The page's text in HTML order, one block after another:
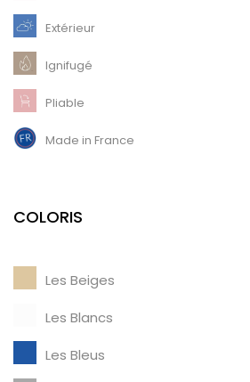
Extérieur
Ignifugé
Pliable
Made in France
COLORIS
Les Beiges
Les Blancs
Les Bleus